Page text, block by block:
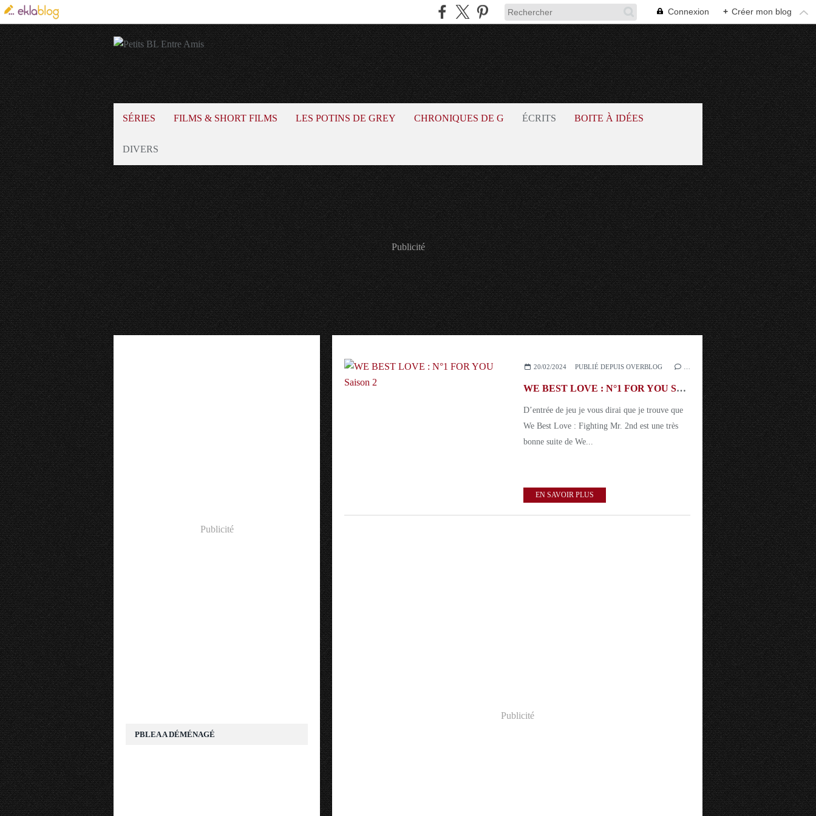
Connexion + Créer mon blog
SÉRIES FILMS & SHORT FILMS LES POTINS DE GREY CHRONIQUES DE G ÉCRITS BOITE À IDÉES
DIVERS
Publicité
20/02/2024 PUBLIÉ DEPUIS OVERBLOG
WE BEST LOVE : N°1 FOR YOU Saison 2
D’entrée de jeu je vous dirai que je trouve que
We Best Love : Fighting Mr. 2nd est une très
bonne suite de We...
EN SAVOIR PLUS
Publicité
Publicité
PBLEA A DÉMÉNAGÉ